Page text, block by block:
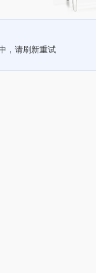
，请刷新重试